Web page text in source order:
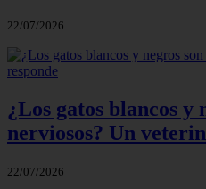
22/07/2026
¿Los gatos blancos y
nerviosos? Un
22/07/2026